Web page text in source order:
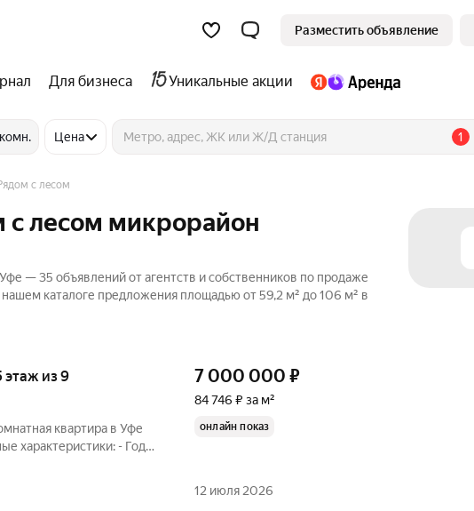
Разместить объявление
Для бизнеса Уникальные акции
Цена 1
с лесом
с лесом микрорайон
— 35 объявлений от агентств и собственников по продаже
каталоге предложения площадью от 59,2 м² до 106 м² в
этаж из 9
квартира в Уфе
характеристики: - Год
кв. м. - Площадь кухни:
7 000 000 ₽
84 746 ₽ за м²
онлайн показ
12 июля 2026